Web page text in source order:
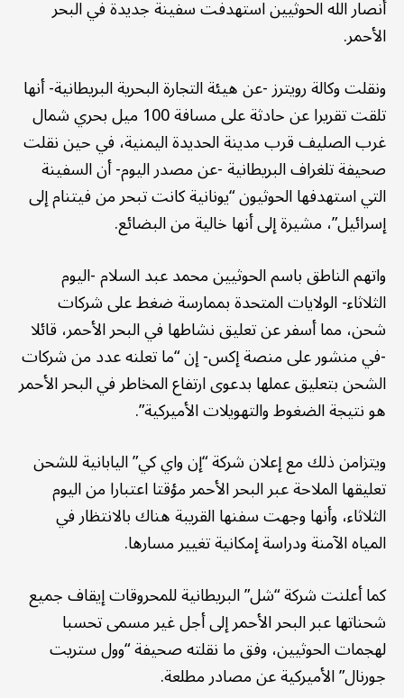
أنصار الله الحوثيين استهدفت سفينة جديدة في البحر
الأحمر.
ونقلت وكالة رويترز -عن هيئة التجارة البحرية البريطانية- أنها
تلقت تقريرا عن حادثة على مسافة 100 ميل بحري شمال
غرب الصليف قرب مدينة الحديدة اليمنية، في حين نقلت
صحيفة تلغراف البريطانية -عن مصدر اليوم- أن السفينة
التي استهدفها الحوثيون “يونانية كانت تبحر من فيتنام إلى
إسرائيل”، مشيرة إلى أنها خالية من البضائع.
واتهم الناطق باسم الحوثيين محمد عبد السلام -اليوم
الثلاثاء- الولايات المتحدة بممارسة ضغط على شركات
شحن، مما أسفر عن تعليق نشاطها في البحر الأحمر، قائلا
-في منشور على منصة إكس- إن “ما تعلنه عدد من شركات
الشحن بتعليق عملها بدعوى ارتفاع المخاطر في البحر الأحمر
هو نتيجة الضغوط والتهويلات الأميركية”.
ويتزامن ذلك مع إعلان شركة “إن واي كي” اليابانية للشحن
تعليقها الملاحة عبر البحر الأحمر مؤقتا اعتبارا من اليوم
الثلاثاء، وأنها وجهت سفنها القريبة هناك بالانتظار في
المياه الآمنة ودراسة إمكانية تغيير مسارها.
كما أعلنت شركة “شل” البريطانية للمحروقات إيقاف جميع
شحناتها عبر البحر الأحمر إلى أجل غير مسمى تحسبا
لهجمات الحوثيين، وفق ما نقلته صحيفة “وول ستريت
جورنال” الأميركية عن مصادر مطلعة.